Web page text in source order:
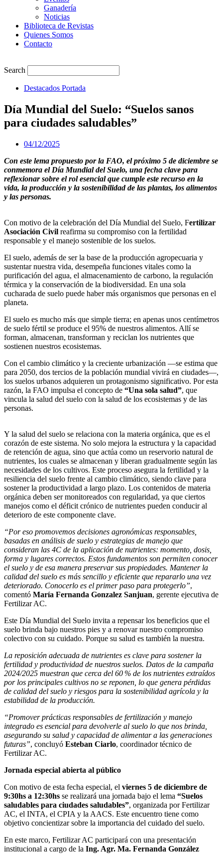
Ganadería
Noticias
Biblioteca de Revistas
Quienes Somos
Contacto
Search
Destacados Portada
Día Mundial del Suelo: “Suelos sanos
para ciudades saludables”
04/12/2025
Con este lema propuesto por la FAO, el próximo 5 de diciembre se
conmemora el Día Mundial del Suelo, una fecha clave para
reflexionar sobre el rol esencial que cumple este recurso en la
vida, la producción y la sostenibilidad de las plantas, los alimentos
y las personas.
Con motivo de la celebración del Día Mundial del Suelo, Fertilizar
Asociación Civil reafirma su compromiso con la fertilidad
responsable y el manejo sostenible de los suelos.
El suelo, además de ser la base de la producción agropecuaria y
sustentar nuestra vida, desempeña funciones vitales como la
purificación del agua, el almacenamiento de carbono, la regulación
térmica y la conservación de la biodiversidad. En una sola
cucharada de suelo puede haber más organismos que personas en el
planeta.
El suelo es mucho más que simple tierra; en apenas unos centímetros
de suelo fértil se produce el 95% de nuestros alimentos. Allí se
forman, almacenan, transforman y reciclan los nutrientes que
sostienen nuestros ecosistemas.
Con el cambio climático y la creciente urbanización —se estima que
para 2050, dos tercios de la población mundial vivirá en ciudades—,
los suelos urbanos adquieren un protagonismo significativo. Por esta
razón, la FAO impulsa el concepto de “Una sola salud”, que
vincula la salud del suelo con la salud de los ecosistemas y de las
personas.
Y la salud del suelo se relaciona con la materia orgánica, que es el
corazón de este sistema. No solo mejora la estructura y la capacidad
de retención de agua, sino que actúa como un reservorio natural de
nutrientes, los cuales se almacenan y liberan gradualmente según las
necesidades de los cultivos. Este proceso asegura la fertilidad y la
resiliencia del suelo frente al cambio climático, siendo clave para
sostener la productividad a largo plazo. Los contenidos de materia
orgánica deben ser monitoreados con regularidad, ya que ciertos
manejos como el déficit crónico de nutrientes pueden conducir al
deterioro de este componente clave.
“Por eso promovemos decisiones agronómicas responsables,
basadas en análisis de suelo y estrategias de manejo que
consideran las 4C de la aplicación de nutrientes: momento, dosis,
forma y lugares correctos. Estos fundamentos son permiten conocer
el suelo y de esa manera preservar sus propiedades. Mantener la
calidad del suelo es más sencillo y eficiente que repararlo una vez
deteriorado. Conocerlo es el primer paso para protegerlo”,
comentó María Fernanda Gonzalez Sanjuan, gerente ejecutiva de
Fertilizar AC.
Este Día Mundial del Suelo invita a repensar los beneficios que el
suelo brinda bajo nuestros pies y a renovar nuestro compromiso
colectivo con su cuidado. Porque su salud es también la nuestra.
La reposición adecuada de nutrientes es clave para sostener la
fertilidad y productividad de nuestros suelos. Datos de la campaña
2024/2025 muestran que cerca del 60 % de los nutrientes extraídos
por los principales cultivos no se reponen, lo que genera pérdidas
de calidad del suelo y riesgos para la sostenibilidad agrícola y la
estabilidad de la producción.
“Promover prácticas responsables de fertilización y manejo
integrado es esencial para devolverle al suelo lo que nos brinda,
asegurando su salud y capacidad de alimentar a las generaciones
futuras”, concluyó Esteban Ciarlo, coordinador técnico de
Fertilizar AC.
Jornada especial abierta al público
Con motivo de esta fecha especial, el viernes 5 de diciembre de
9:30hs a 12:30hs se realizará una jornada bajo el lema “Suelos
saludables para ciudades saludables”, organizada por Fertilizar
AC, el INTA, el CPIA y la AACS. Este encuentro tiene como
objetivo concientizar sobre la importancia del cuidado del suelo.
En este marco, Fertilizar AC participará con una presentación
institucional a cargo de la Ing. Agr. Ma. Fernanda González